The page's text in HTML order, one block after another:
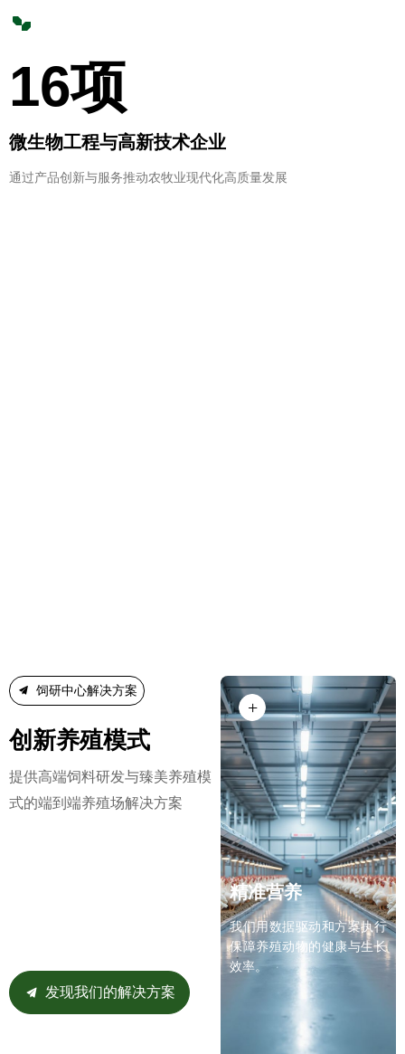
16项
微生物工程与高新技术企业
通过产品创新与服务推动农牧业现代化高质量发展
끔 饲研中心解决方案
创新养殖模式
提供高端饲料研发与臻美养殖模
式的端到端养殖场解决方案
끔 发现我们的解决方案
精准营养
我们用数据驱动和方案执行
保障养殖动物的健康与生长
效率。
+